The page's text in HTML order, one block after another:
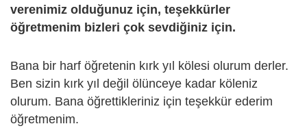
verenimiz olduğunuz için, teşekkürler
öğretmenim bizleri çok sevdiğiniz için.
Bana bir harf öğretenin kırk yıl kölesi olurum derler.
Ben sizin kırk yıl değil ölünceye kadar köleniz
olurum. Bana öğrettikleriniz için teşekkür ederim
öğretmenim.